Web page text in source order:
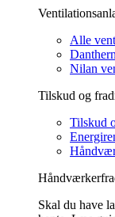
Alle
Nilan
Tilskud og
Tilskud
Skal du have